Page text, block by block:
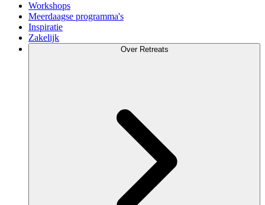
Workshops
Meerdaagse programma's
Inspiratie
Zakelijk
Over Retreats